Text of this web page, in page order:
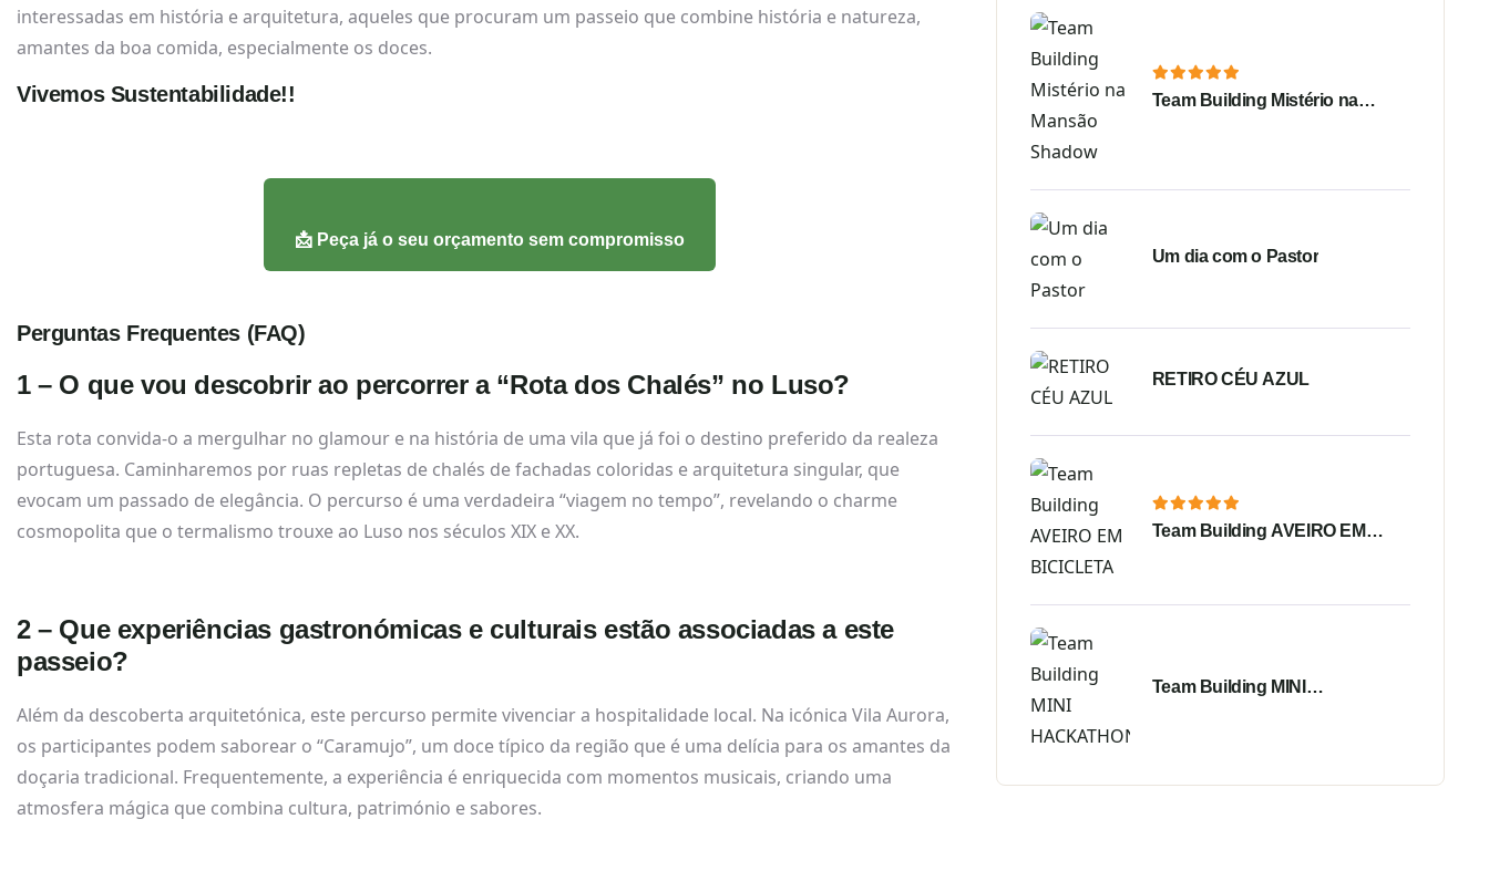
interessadas em história e arquitetura, aqueles que procuram um passeio que combine história e natureza,
amantes da boa comida, especialmente os doces.
Vivemos Sustentabilidade!!
📩 Peça já o seu orçamento sem compromisso
Perguntas Frequentes (FAQ)
1 – O que vou descobrir ao percorrer a “Rota dos Chalés” no Luso?
Esta rota convida-o a mergulhar no glamour e na história de uma vila que já foi o destino preferido da realeza
portuguesa. Caminharemos por ruas repletas de chalés de fachadas coloridas e arquitetura singular, que
evocam um passado de elegância. O percurso é uma verdadeira “viagem no tempo”, revelando o charme
cosmopolita que o termalismo trouxe ao Luso nos séculos XIX e XX.
2 – Que experiências gastronómicas e culturais estão associadas a este
passeio?
Além da descoberta arquitetónica, este percurso permite vivenciar a hospitalidade local. Na icónica Vila Aurora,
os participantes podem saborear o “Caramujo”, um doce típico da região que é uma delícia para os amantes da
doçaria tradicional. Frequentemente, a experiência é enriquecida com momentos musicais, criando uma
atmosfera mágica que combina cultura, património e sabores.
Team Building Mistério na
Um dia com o Pastor
RETIRO CÉU AZUL
Team Building AVEIRO EM
Team Building MINI